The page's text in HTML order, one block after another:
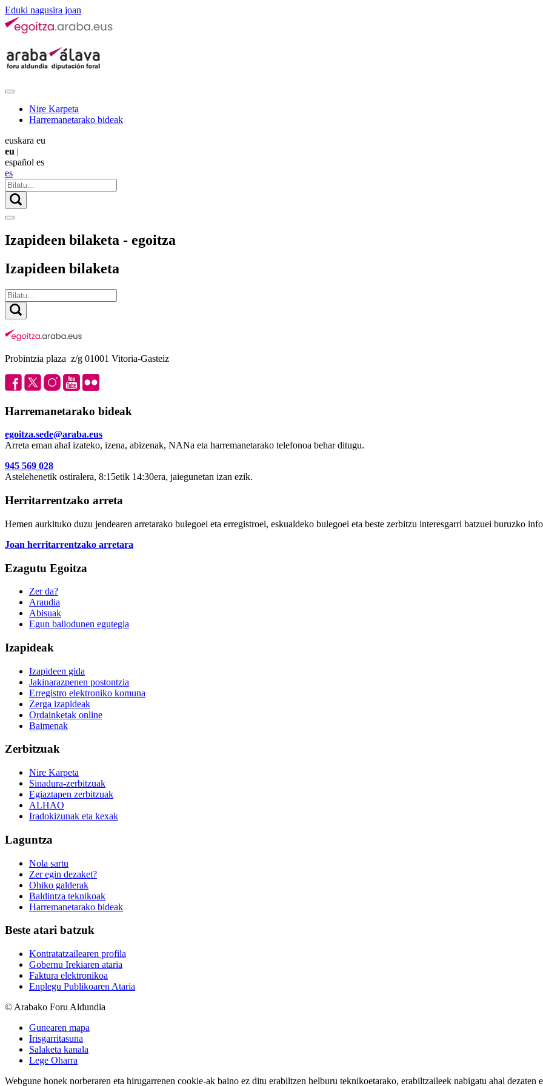
Eduki nagusira joan
Nire Karpeta
Harremanetarako bideak
euskara eu
eu |
español es
es
Izapideen bilaketa - egoitza
Izapideen bilaketa
Probintzia plaza z/g 01001 Vitoria-Gasteiz
Harremanetarako bideak
egoitza.sede@araba.eus
Arreta eman ahal izateko, izena, abizenak, NANa eta harremanetarako telefonoa behar ditugu.
945 569 028
Astelehenetik ostiralera, 8:15etik 14:30era, jaiegunetan izan ezik.
Herritarrentzako arreta
Hemen aurkituko duzu jendearen arretarako bulegoei eta erregistroei, eskualdeko bulegoei eta beste zerbitzu interesgarri batzuei buruzko
Joan herritarrentzako arretara
Ezagutu Egoitza
Zer da?
Araudia
Abisuak
Egun baliodunen egutegia
Izapideak
Izapideen gida
Jakinarazpenen postontzia
Erregistro elektroniko komuna
Zerga izapideak
Ordainketak online
Baimenak
Zerbitzuak
Nire Karpeta
Sinadura-zerbitzuak
Egiaztapen zerbitzuak
ALHAO
Iradokizunak eta kexak
Laguntza
Nola sartu
Zer egin dezaket?
Ohiko galderak
Baldintza teknikoak
Harremanetarako bideak
Beste atari batzuk
Kontratatzailearen profila
Gobernu Irekiaren ataria
Faktura elektronikoa
Enplegu Publikoaren Ataria
© Arabako Foru Aldundia
Gunearen mapa
Irisgarritasuna
Salaketa kanala
Lege Oharra
Webgune honek norberaren eta hirugarrenen cookie-ak baino ez ditu erabiltzen helburu teknikoetarako, erabiltzaileek nabigatu ahal dezaten